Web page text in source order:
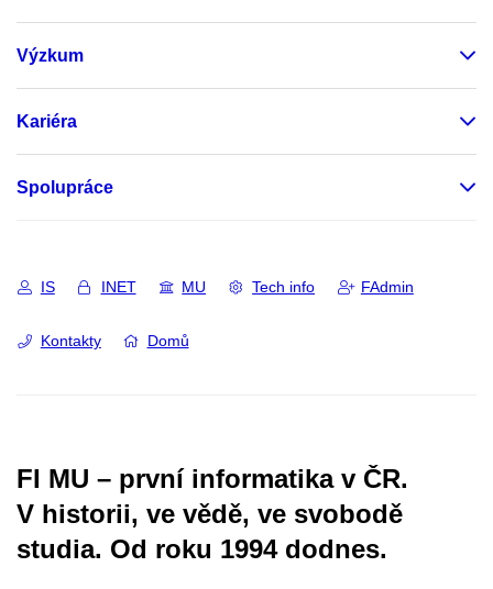
Výzkum
Kariéra
Spolupráce
IS INET MU Tech info FAdmin
Kontakty Domů
FI MU – první informatika v ČR.
V historii, ve vědě, ve svobodě
studia. Od roku 1994 dodnes.